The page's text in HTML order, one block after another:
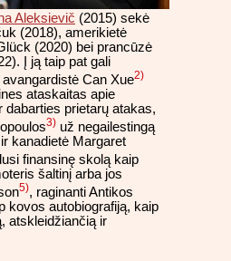
Aleksievič (2015) sekė
(2018), amerikietė
(2020) bei prancūzė
Į ją taip pat gali
Can Xue2)
ataskaitas apie
dabarties prietarų atakas,
3) už negailestingą
kanadietė Margaret
finansinę skolą kaip
šaltinį arba jos
5), raginanti Antikos
kovos autobiografiją, kaip
atskleidžiančią ir